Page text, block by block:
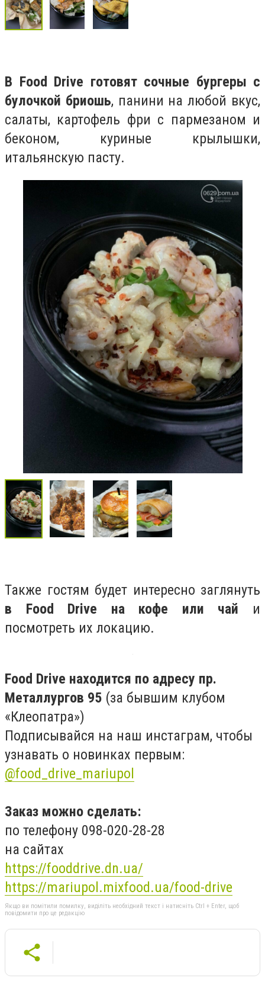
В Food Drive готовят сочные бургеры с
булочкой бриошь, панини на любой вкус,
салаты, картофель фри с пармезаном и
беконом, куриные крылышки,
итальянскую пасту.
Также гостям будет интересно заглянуть
в Food Drive на кофе или чай и
посмотреть их локацию.
Food Drive находится по адресу пр.
Металлургов 95 (за бывшим клубом
«Клеопатра»)
Подписывайся на наш инстаграм, чтобы
узнавать о новинках первым:
@food_drive_mariupol
Заказ можно сделать:
по телефону 098-020-28-28
на сайтах
https://fooddrive.dn.ua/
https://mariupol.mixfood.ua/food-drive
Якщо ви помітили помилку, виділіть необхідний текст і натисніть Ctrl + Enter, щоб
повідомити про це редакцію